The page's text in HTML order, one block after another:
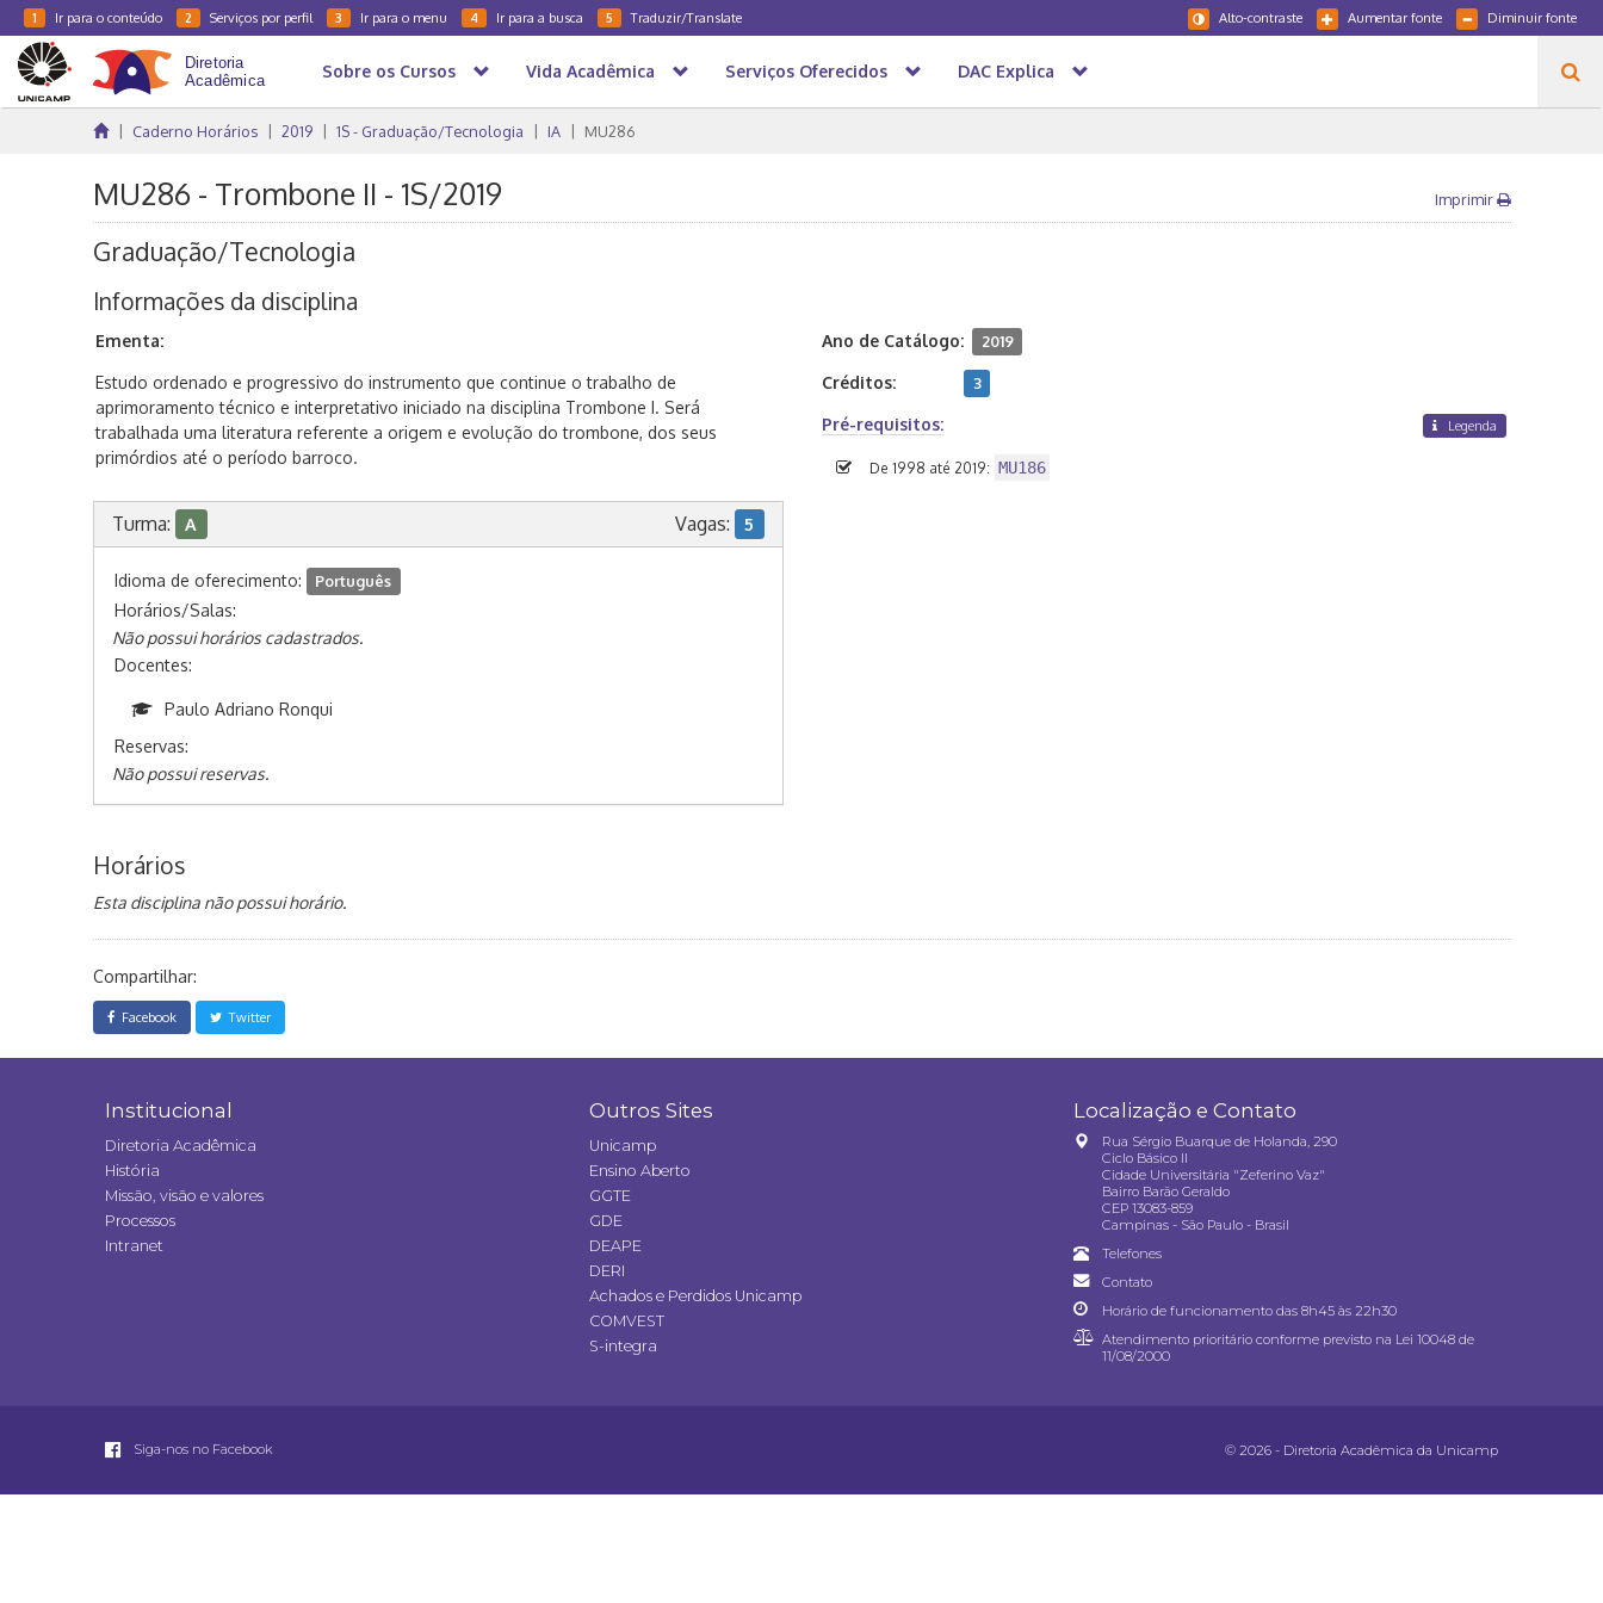
1 Ir para o conteúdo 2 Serviços por perfil 3 Ir para o menu 4 Ir para a busca 5 Traduzir/Translate Diminuir fonte
Aumentar fonte
Alto-contraste
Sobre os Cursos Vida Acadêmica Serviços Oferecidos DAC Explica
Caderno Horários 2019 1S - Graduação/Tecnologia IA MU286
MU286 - Trombone II - 1S/2019 Imprimir
Graduação/Tecnologia
Informações da disciplina
Ementa:
Estudo ordenado e progressivo do instrumento que continue o trabalho de
aprimoramento técnico e interpretativo iniciado na disciplina Trombone I. Será
trabalhada uma literatura referente a origem e evolução do trombone, dos seus
primórdios até o período barroco.
Ano de Catálogo: 2019
Créditos: 3
Pré-requisitos: Legenda
De 1998 até 2019: MU186
Turma: A Vagas: 5
Idioma de oferecimento: Português
Horários/Salas:
Não possui horários cadastrados.
Docentes:
Paulo Adriano Ronqui
Reservas:
Não possui reservas.
Horários
Esta disciplina não possui horário.
Compartilhar:
Facebook Twitter
Institucional
Diretoria Acadêmica
História
Missão, visão e valores
Processos
Intranet
Outros Sites
Unicamp
Ensino Aberto
GGTE
GDE
DEAPE
DERI
Achados e Perdidos Unicamp
COMVEST
S-integra
Localização e Contato
Rua Sérgio Buarque de Holanda, 290
Ciclo Básico II
Cidade Universitária "Zeferino Vaz"
Bairro Barão Geraldo
CEP 13083-859
Campinas - São Paulo - Brasil
Telefones
Contato
Horário de funcionamento das 8h45 às 22h30
Atendimento prioritário conforme previsto na Lei 10048 de
11/08/2000
Siga-nos no Facebook © 2026 - Diretoria Acadêmica da Unicamp